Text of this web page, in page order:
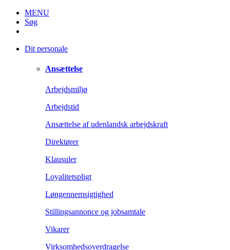
MENU
Søg
Dit personale
Ansættelse
Arbejdsmiljø
Arbejdstid
Ansættelse af udenlandsk arbejdskraft
Direktører
Klausuler
Loyalitetspligt
Løngennemsigtighed
Stillingsannonce og jobsamtale
Vikarer
Virksomhedsoverdragelse